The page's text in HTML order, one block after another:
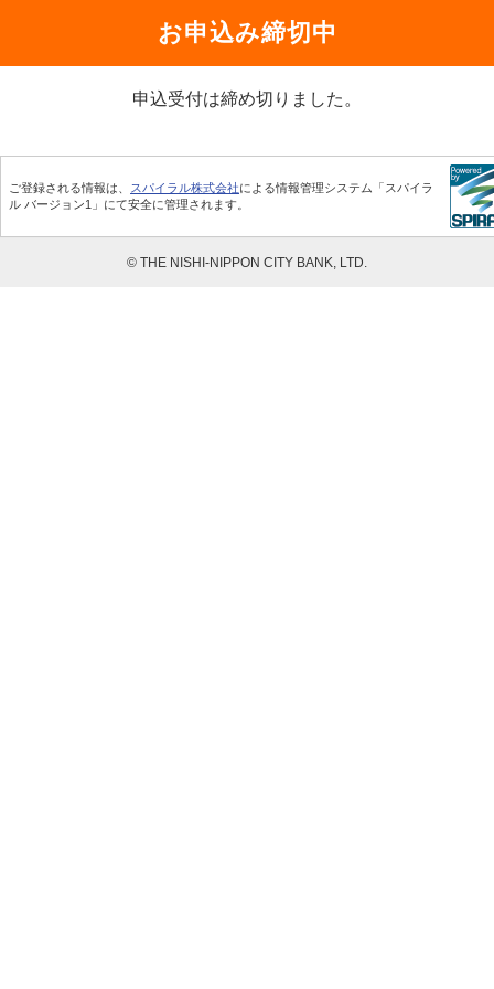
お申込み締切中
申込受付は締め切りました。
ご登録される情報は、 スパイラル株式会社による情報管理システム「スパイラ
ル バージョン1」にて安全に管理されます。
© THE NISHI-NIPPON CITY BANK, LTD.